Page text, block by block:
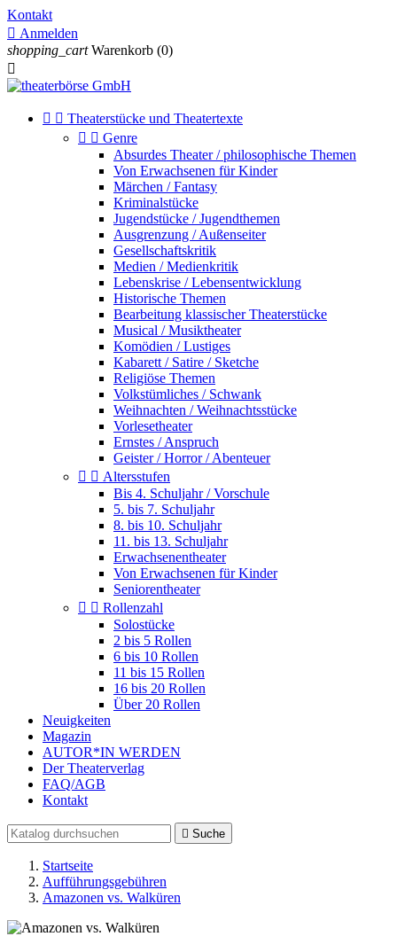
Kontakt
 Anmelden
shopping_cart Warenkorb (0)

  Theaterstücke und Theatertexte
  Genre
Absurdes Theater / philosophische Themen
Von Erwachsenen für Kinder
Märchen / Fantasy
Kriminalstücke
Jugendstücke / Jugendthemen
Ausgrenzung / Außenseiter
Gesellschaftskritik
Medien / Medienkritik
Lebenskrise / Lebensentwicklung
Historische Themen
Bearbeitung klassischer Theaterstücke
Musical / Musiktheater
Komödien / Lustiges
Kabarett / Satire / Sketche
Religiöse Themen
Volkstümliches / Schwank
Weihnachten / Weihnachtsstücke
Vorlesetheater
Ernstes / Anspruch
Geister / Horror / Abenteuer
  Altersstufen
Bis 4. Schuljahr / Vorschule
5. bis 7. Schuljahr
8. bis 10. Schuljahr
11. bis 13. Schuljahr
Erwachsenentheater
Von Erwachsenen für Kinder
Seniorentheater
  Rollenzahl
Solostücke
2 bis 5 Rollen
6 bis 10 Rollen
11 bis 15 Rollen
16 bis 20 Rollen
Über 20 Rollen
Neuigkeiten
Magazin
AUTOR*IN WERDEN
Der Theaterverlag
FAQ/AGB
Kontakt
 Suche
Startseite
Aufführungsgebühren
Amazonen vs. Walküren